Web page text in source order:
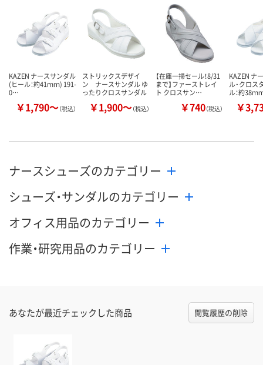
カゴへ カゴへ
KAZEN ナースサンダル
(ヒール：約41ｍｍ) 191-
0…
￥1,790～（税込）
ストリックスデザイ
ン ナースサンダル ゆ
ったりクロスサンダル
￥1,900～（税込）
【在庫一掃セール！8/31
まで】ファーストレイ
ト クロスサン…
￥740（税込）
KAZEN ナ
ル・クロス
ル：約38
￥
ナースシューズのカテゴリー
シューズ・サンダルのカテゴリー
オフィス用品のカテゴリー
作業・研究用品のカテゴリー
あなたが最近チェックした商品 閲覧履歴の削除